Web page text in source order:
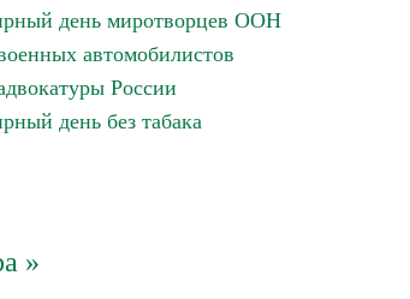
день миротворцев ООН
автомобилистов
России
день без табака
»